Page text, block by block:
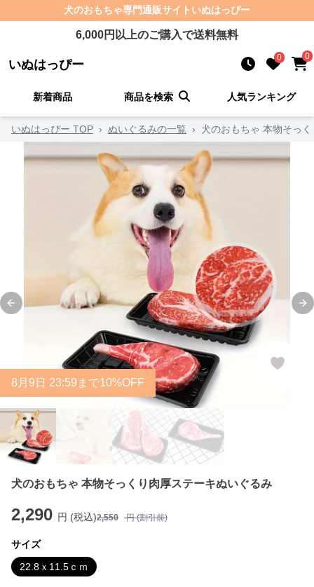
犬のおもちゃ専門通販サイト いぬはっぴー
6,000円以上のご購入で送料無料
いぬはっぴー 0 0
新着商品 商品を検索 人気ランキング
いぬはっぴー TOP › ぬいぐるみの一覧 › 犬のおもちゃ 本物そっ
Previous slide
8 月 9 日 23:59まで10%OFF
犬のおもちゃ 本物そっくり肉厚ステーキぬいぐるみ
2,290 円 (税込)2,550 円 (割引前)
サイズ
22.8ｘ11.5ｃｍ